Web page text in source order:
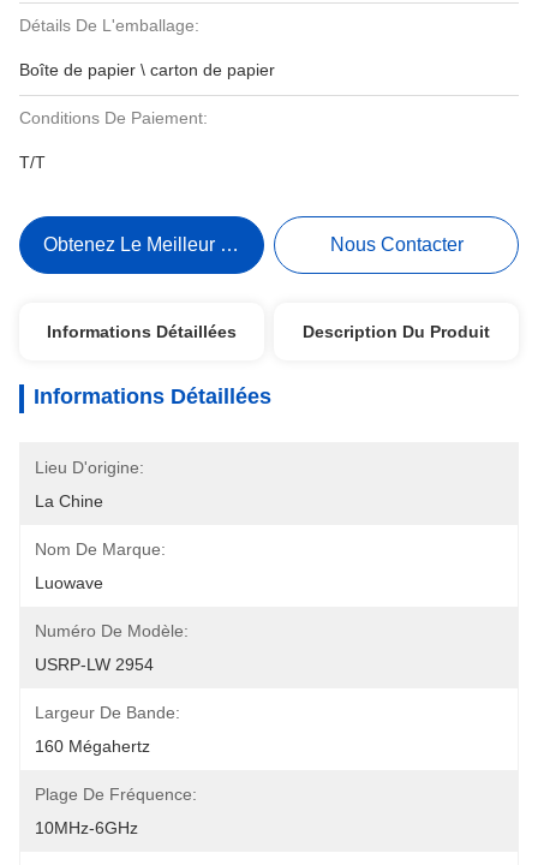
Détails De L'emballage:
Boîte de papier \ carton de papier
Conditions De Paiement:
T/T
Obtenez Le Meilleur Prix Nous Contacter
Informations Détaillées Description Du Produit
Informations Détaillées
Lieu D'origine:
La Chine
Nom De Marque:
Luowave
Numéro De Modèle:
USRP-LW 2954
Largeur De Bande:
160 Mégahertz
Plage De Fréquence:
10MHz-6GHz